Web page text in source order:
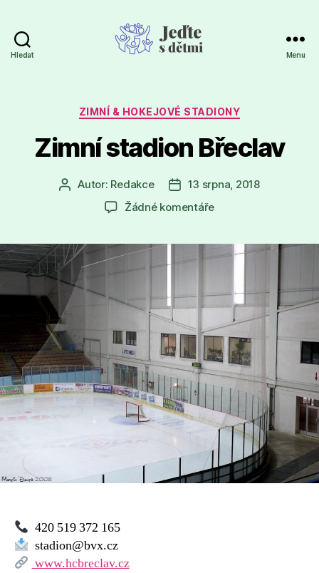
Hledat Menu
Rubriky
ZIMNÍ & HOKEJOVÉ STADIONY
Zimní stadion Břeclav
Autor
příspěvku
Autor: Redakce
Datum
příspěvku
13 srpna, 2018
Žádné komentářeu
názvem
Břeclav
420 519 372 165
stadion@bvx.cz
www.hcbreclav.cz